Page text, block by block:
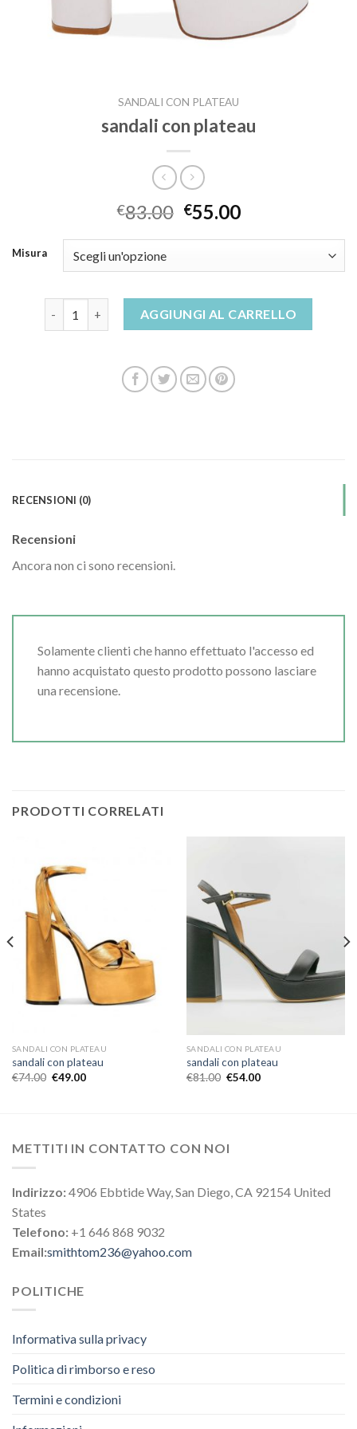
SANDALI CON PLATEAU
sandali con plateau
€83.00 €55.00
Misura
sandali con plateau quantitàAGGIUNGI AL CARRELLO
RECENSIONI (0)
Recensioni
Ancora non ci sono recensioni.
Solamente clienti che hanno effettuato l'accesso ed
hanno acquistato questo prodotto possono lasciare
una recensione.
PRODOTTI CORRELATI
SANDALI CON PLATEAU
sandali con plateau
€74.00 €49.00
SANDALI CON PLATEAU
sandali con plateau
€81.00 €54.00
METTITI IN CONTATTO CON NOI
Indirizzo:4906 Ebbtide Way, San Diego, CA 92154 United
States
Telefono: +1 646 868 9032
Email:smithtom236@yahoo.com
POLITICHE
Informativa sulla privacy
Politica di rimborso e reso
Termini e condizioni